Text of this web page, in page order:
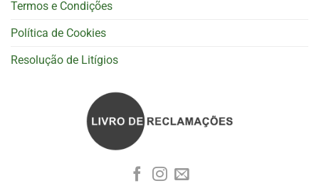
Termos e Condições
Política de Cookies
Resolução de Litígios